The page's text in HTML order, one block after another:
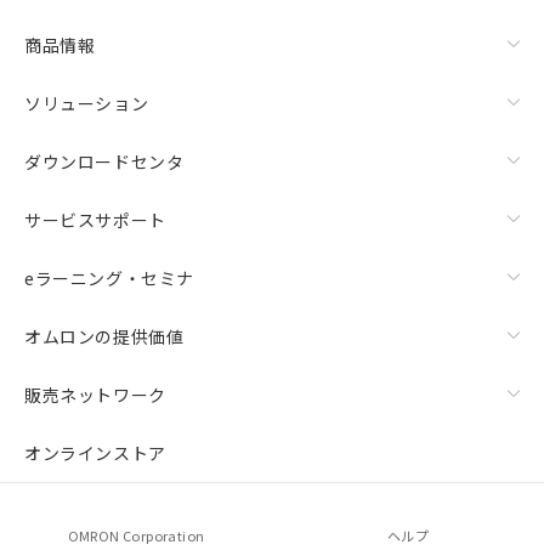
商品情報
ソリューション
ダウンロードセンタ
サービスサポート
eラーニング・セミナ
オムロンの提供価値
販売ネットワーク
オンラインストア
OMRON Corporation ヘルプ